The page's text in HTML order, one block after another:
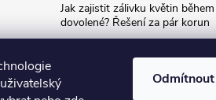
Odmítnout
Jak zajistit zálivku květin během
dovolené? Řešení za pár korun
záda při zalévání